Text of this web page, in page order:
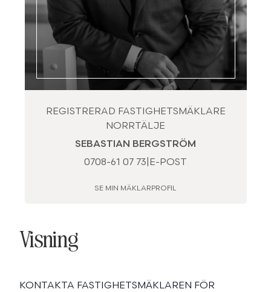
REGISTRERAD FASTIGHETSMÄKLARE
NORRTÄLJE
SEBASTIAN BERGSTRÖM
0708-61 07 73 E-POST
SE MIN MÄKLARPROFIL
Visning
KONTAKTA FASTIGHETSMÄKLAREN FÖR